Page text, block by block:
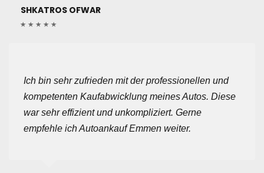
SHKATROS OFWAR
Ich bin sehr zufrieden mit der professionellen und
kompetenten Kaufabwicklung meines Autos. Diese
war sehr effizient und unkompliziert. Gerne
empfehle ich Autoankauf Emmen weiter.